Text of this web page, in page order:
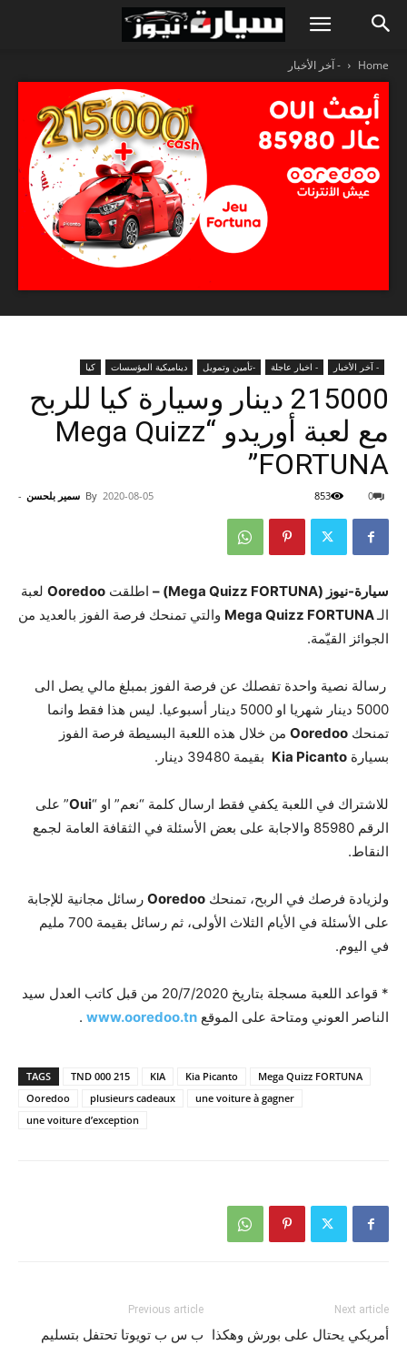
Home - آخر الأخبار
- آخر الأخبار - اخبار عاجلة -تأمين وتمويل ديناميكية المؤسسات كيا
215000 دينار وسيارة كيا للربح
مع لعبة أوريدو “Mega Quizz
FORTUNA”
By سمير بلحسن - 2020-08-05 0
853
سيارة-نيوز (Mega Quizz FORTUNA) – اطلقت Ooredoo لعبة
الـMega Quizz FORTUNA
والتي تمنحك فرصة الفوز بالعديد من
الجوائز القيّمة.
رسالة نصية واحدة تفصلك عن فرصة الفوز بمبلغ مالي يصل الى
5000 دينار شهريا او 5000 دينار أسبوعيا. ليس هذا فقط وانما
تمنحك Ooredoo من خلال هذه اللعبة البسيطة فرصة الفوز
بسيارة
Kia Picanto بقيمة 39480 دينار.
للاشتراك في اللعبة يكفي فقط ارسال كلمة “نعم” او “Oui” على
الرقم 85980 والاجابة على بعض الأسئلة في الثقافة العامة لجمع
النقاط.
ولزيادة فرصك في الربح، تمنحك Ooredoo رسائل مجانية للإجابة
على الأسئلة في الأيام الثلاث الأولى، ثم رسائل بقيمة 700 مليم
في اليوم.
* قواعد اللعبة مسجلة بتاريخ 20/7/2020 من قبل كاتب العدل سيد
الناصر العوني ومتاحة على الموقع www.ooredoo.tn
.
TAGS 215 000 TND KIA Kia Picanto
Mega Quizz FORTUNA
Ooredoo
plusieurs cadeaux
une voiture à gagner
une voiture d’exception
Previous article
ب س ب تويوتا تحتفل بتسليم
Next article
أمريكي يحتال على بورش وهكذا